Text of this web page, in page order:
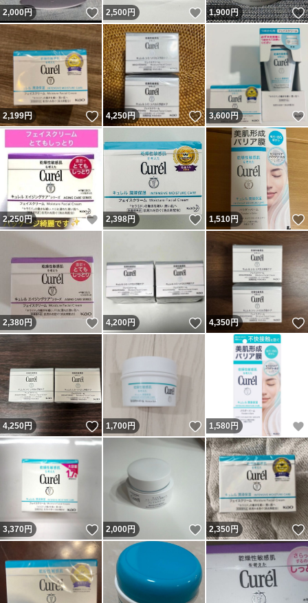
2,000円 いいね！
2,500円 いいね！
1,900円
2,199円 いいね！
4,250円 いいね！
3,600円
2,250円 いいね！
2,398円 いいね！
1,510円
2,380円 いいね！
4,200円 いいね！
4,350円
4,250円 いいね！
1,700円 いいね！
1,580 円
3,370円 いいね！
2,000円 いいね！
2,350円